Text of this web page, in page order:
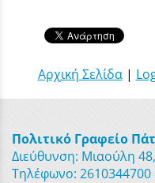
Αρχική Σελίδα|
Πολιτικό Γραφείο
Διεύθυνση: Μιαούλη
Τηλέφωνο: 2610344700